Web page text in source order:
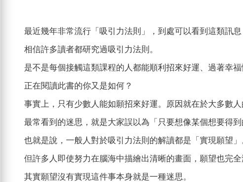
最近幾年非常流行「吸引力法則」，到處可以看到這類訊息
相信許多讀者都研究過吸引力法則。
是不是每個接觸這類課程的人都能順利招來好運、過著幸福
正在閱讀此書的你又是如何？
事實上，只有少數人能如願招來好運。原因就在於大多數人
最常看到的迷思，就是大家誤以為「只要想像某個想要得
也就是說，一般人對於吸引力法則的解讀都是「實現願望」
但許多人即使努力在腦海中描繪出清晰的畫面，願望也完全
其實願望沒有實現這件事本身就是一種迷思。